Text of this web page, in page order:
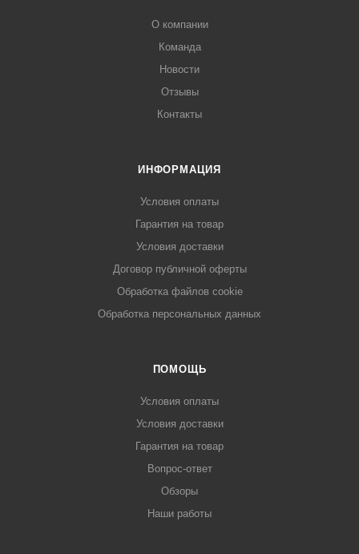
О компании
Команда
Новости
Отзывы
Контакты
ИНФОРМАЦИЯ
Условия оплаты
Гарантия на товар
Условия доставки
Договор публичной оферты
Обработка файлов cookie
Обработка персональных данных
ПОМОЩЬ
Условия оплаты
Условия доставки
Гарантия на товар
Вопрос-ответ
Обзоры
Наши работы